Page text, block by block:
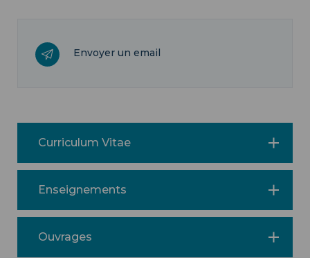
Envoyer un email
Curriculum Vitae
Enseignements
Ouvrages